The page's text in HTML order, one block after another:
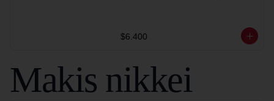
$6.400
Makis nikkei